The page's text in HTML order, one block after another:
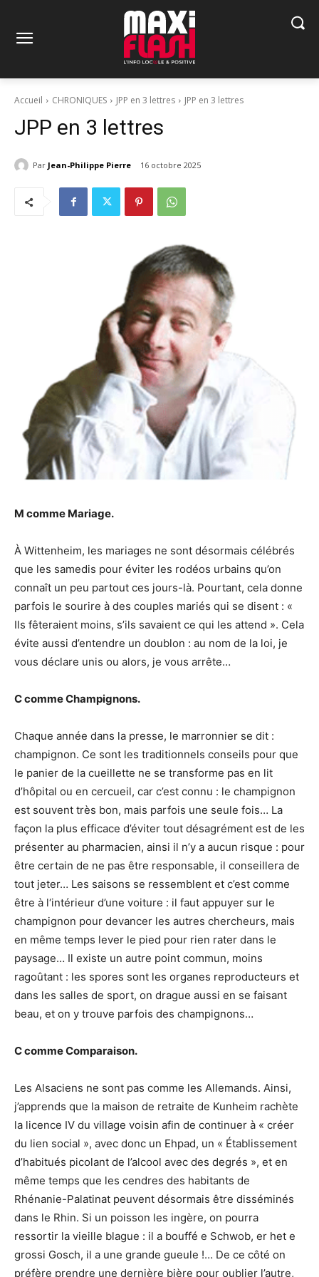
Accueil CHRONIQUES JPP en 3 lettres JPP en 3 lettres
JPP en 3 lettres
Par Jean-Philippe Pierre 16 octobre 2025
M comme Mariage.
À Wittenheim, les mariages ne sont désormais célébrés
que les samedis pour éviter les rodéos urbains qu’on
connaît un peu partout ces jours-là. Pourtant, cela donne
parfois le sourire à des couples mariés qui se disent : «
Ils fêteraient moins, s’ils savaient ce qui les attend ». Cela
évite aussi d’entendre un doublon : au nom de la loi, je
vous déclare unis ou alors, je vous arrête…
C comme Champignons.
Chaque année dans la presse, le marronnier se dit :
champignon. Ce sont les traditionnels conseils pour que
le panier de la cueillette ne se transforme pas en lit
d’hôpital ou en cercueil, car c’est connu : le champignon
est souvent très bon, mais parfois une seule fois… La
façon la plus efficace d’éviter tout désagrément est de les
présenter au pharmacien, ainsi il n’y a aucun risque : pour
être certain de ne pas être responsable, il conseillera de
tout jeter… Les saisons se ressemblent et c’est comme
être à l‘intérieur d’une voiture : il faut appuyer sur le
champignon pour devancer les autres chercheurs, mais
en même temps lever le pied pour rien rater dans le
paysage… Il existe un autre point commun, moins
ragoûtant : les spores sont les organes reproducteurs et
dans les salles de sport, on drague aussi en se faisant
beau, et on y trouve parfois des champignons…
C comme Comparaison.
Les Alsaciens ne sont pas comme les Allemands. Ainsi,
j’apprends que la maison de retraite de Kunheim rachète
la licence IV du village voisin afin de continuer à « créer
du lien social », avec donc un Ehpad, un « Établissement
d’habitués picolant de l’alcool avec des degrés », et en
même temps que les cendres des habitants de
Rhénanie-Palatinat peuvent désormais être disséminés
dans le Rhin. Si un poisson les ingère, on pourra
ressortir la vieille blague : il a bouffé e Schwob, er het e
grossi Gosch, il a une grande gueule !… De ce côté on
préfère prendre une dernière bière pour oublier l’autre,